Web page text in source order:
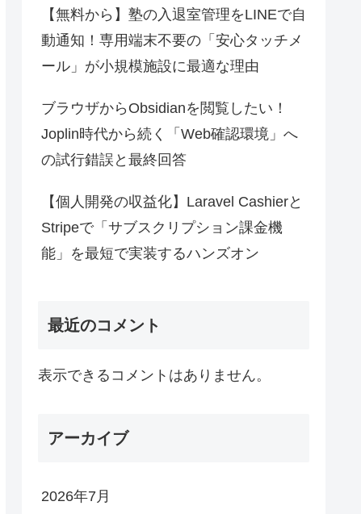
【無料から】塾の入退室管理をLINEで自
動通知！専用端末不要の「安心タッチメ
ール」が小規模施設に最適な理由
ブラウザからObsidianを閲覧したい！
Joplin時代から続く「Web確認環境」へ
の試行錯誤と最終回答
【個人開発の収益化】Laravel Cashierと
Stripeで「サブスクリプション課金機
能」を最短で実装するハンズオン
最近のコメント
表示できるコメントはありません。
アーカイブ
2026年7月